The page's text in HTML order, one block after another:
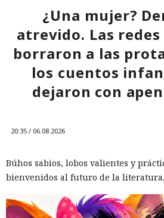
¿Una mujer?
atrevido. Las
borraron a las
los cuentos
dejaron con
20:35 / 06.08.2026
Búhos sabios, lobos valientes y
bienvenidos al futuro de la literatura.